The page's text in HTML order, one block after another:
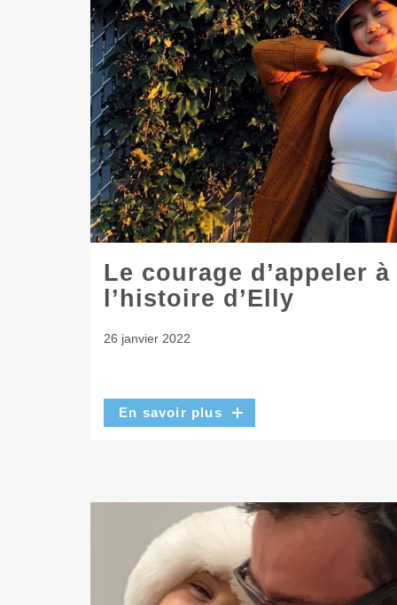
Le courage d’appeler à
l’histoire d’Elly
26 janvier 2022
En savoir plus